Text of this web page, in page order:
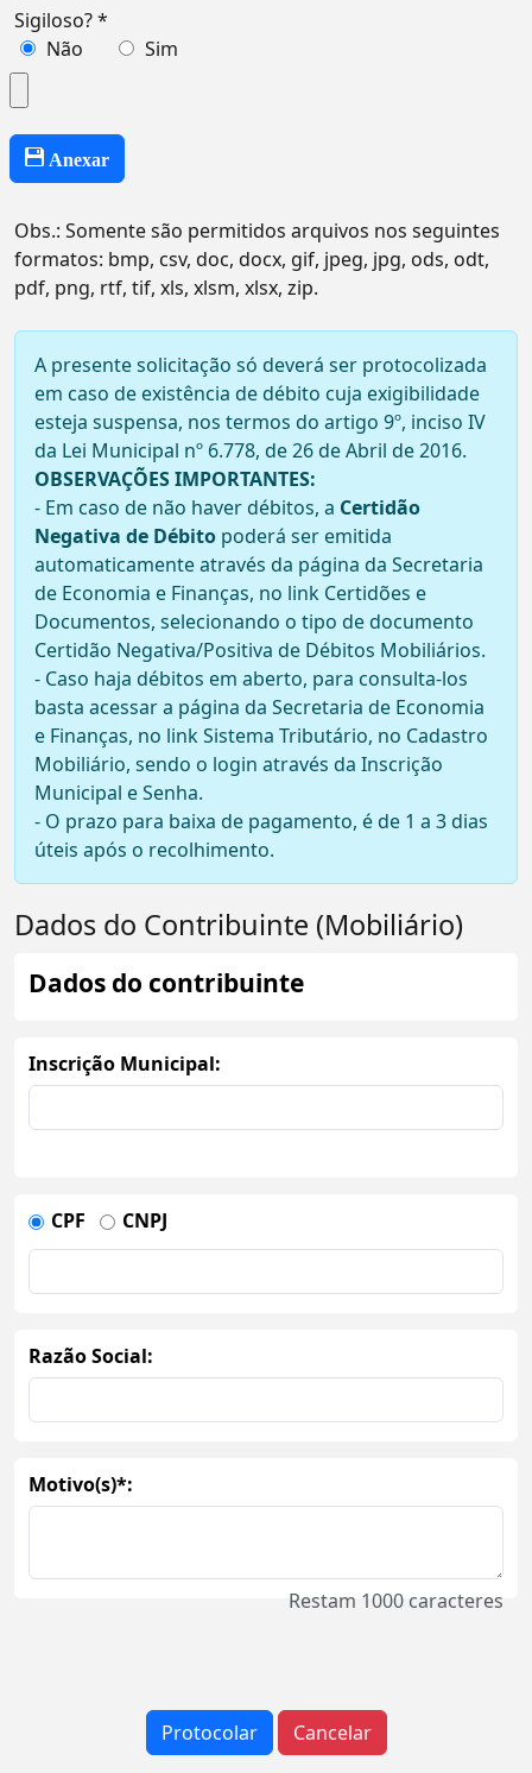
Sigiloso? *
Não
Sim
Anexar
Obs.: Somente são permitidos arquivos nos seguintes
formatos: bmp, csv, doc, docx, gif, jpeg, jpg, ods, odt,
pdf, png, rtf, tif, xls, xlsm, xlsx, zip.
A presente solicitação só deverá ser protocolizada
em caso de existência de débito cuja exigibilidade
esteja suspensa, nos termos do artigo 9º, inciso IV
da Lei Municipal nº 6.778, de 26 de Abril de 2016.
OBSERVAÇÕES IMPORTANTES:
- Em caso de não haver débitos, a Certidão
Negativa de Débito poderá ser emitida
automaticamente através da página da Secretaria
de Economia e Finanças, no link Certidões e
Documentos, selecionando o tipo de documento
Certidão Negativa/Positiva de Débitos Mobiliários.
- Caso haja débitos em aberto, para consulta-los
basta acessar a página da Secretaria de Economia
e Finanças, no link Sistema Tributário, no Cadastro
Mobiliário, sendo o login através da Inscrição
Municipal e Senha.
- O prazo para baixa de pagamento, é de 1 a 3 dias
úteis após o recolhimento.
Dados do Contribuinte (Mobiliário)
Dados do contribuinte
Inscrição Municipal:
CPF CNPJ
Razão Social:
Motivo(s)*:
Restam 1000caracteres